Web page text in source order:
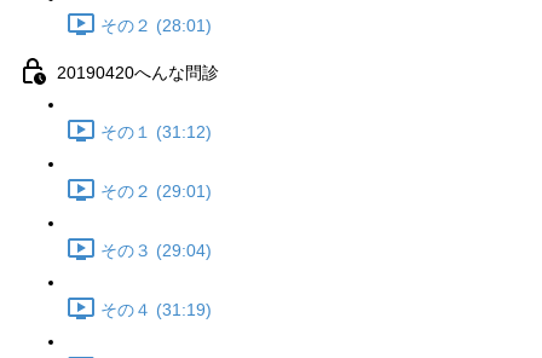
その２ (28:01)
20190420へんな問診
その１ (31:12)
その２ (29:01)
その３ (29:04)
その４ (31:19)